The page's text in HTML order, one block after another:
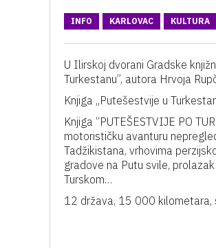
INFO KARLOVAC KULTURA
U Ilirskoj dvorani Gradske
Turkestanu”, autora Hrvoja
Knjiga „Putešestvije u
Knjiga “PUTEŠESTVIJE PO
motorističku avanturu
Tadžikistana, vrhovima
gradove na Putu svile,
Turskom…
12 država, 15 000 kilometara,